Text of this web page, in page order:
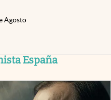
Agosto
España